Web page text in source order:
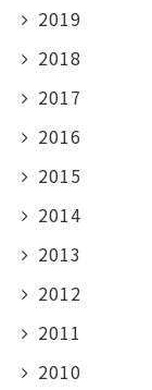
2019
2018
2017
2016
2015
2014
2013
2012
2011
2010